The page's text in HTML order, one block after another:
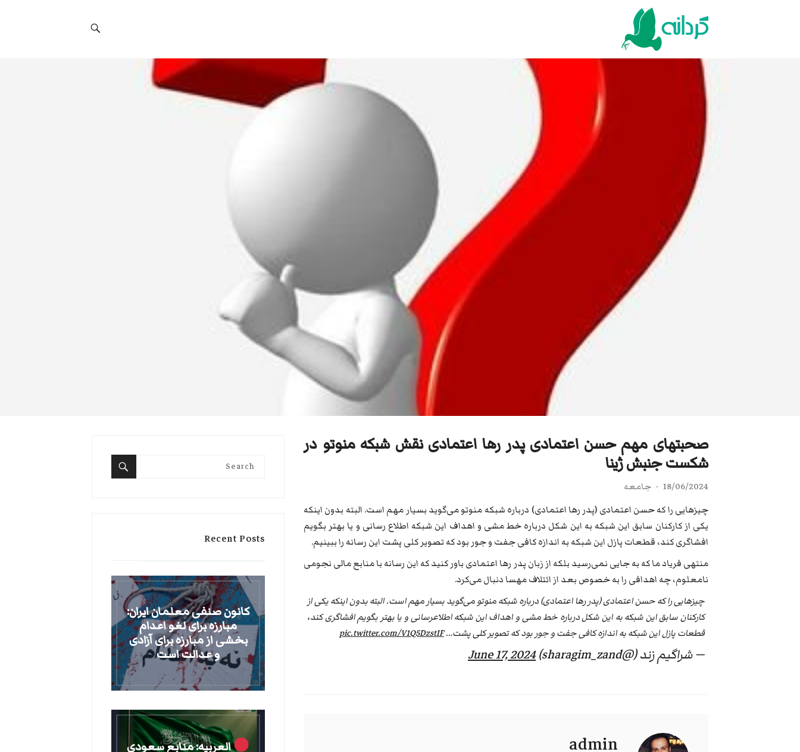
صحبتهای مهم حسن اعتمادی پدر رها اعتمادی نقش شبکه منوتو در
شکست جنبش ژینا
18/06/2024
جامعه
چیزهایی را که حسن اعتمادی (پدر رها اعتمادی) درباره شبکه منوتو می‌گوید بسیار مهم است. البته بدون اینکه
یکی از کارکنان سابق این شبکه به این شکل درباره خط مشی و اهداف این شبکه اطلاع رسانی و یا بهتر بگویم
افشاگری کند، قطعات پازل این شبکه به اندازه کافی جفت و جور بود که تصویر کلی پشت این رسانه را ببینیم.
منتهی فریاد ما که به جایی نمی‌رسید بلکه از زبان پدر رها اعتمادی باور کنید که این رسانه با منابع مالی نجومی
نامعلوم، چه اهدافی را به خصوص بعد از ائتلاف مهسا دنبال می‌کرد.
چیزهایی را که حسن اعتمادی (پدر رها اعتمادی) درباره شبکه منوتو می‌گوید بسیار مهم است. البته بدون اینکه یکی از
کارکنان سابق این شبکه به این شکل درباره خط مشی و اهداف این شبکه اطلاعرسانی و یا بهتر بگویم افشاگری کند،
قطعات پازل این شبکه به اندازه کافی جفت و جور بود که تصویر کلی پشت…pic.twitter.com/V1Q5DzstIF
— شراگیم زند (@sharagim_zand) June 17, 2024
admin
Search
Recent Posts
کانون صنفی معلمان ایران:
مبارزه برای لغو اعدام
بخشی از مبارزه برای آزادی
و عدالت است
العربیه: منابع سعودی